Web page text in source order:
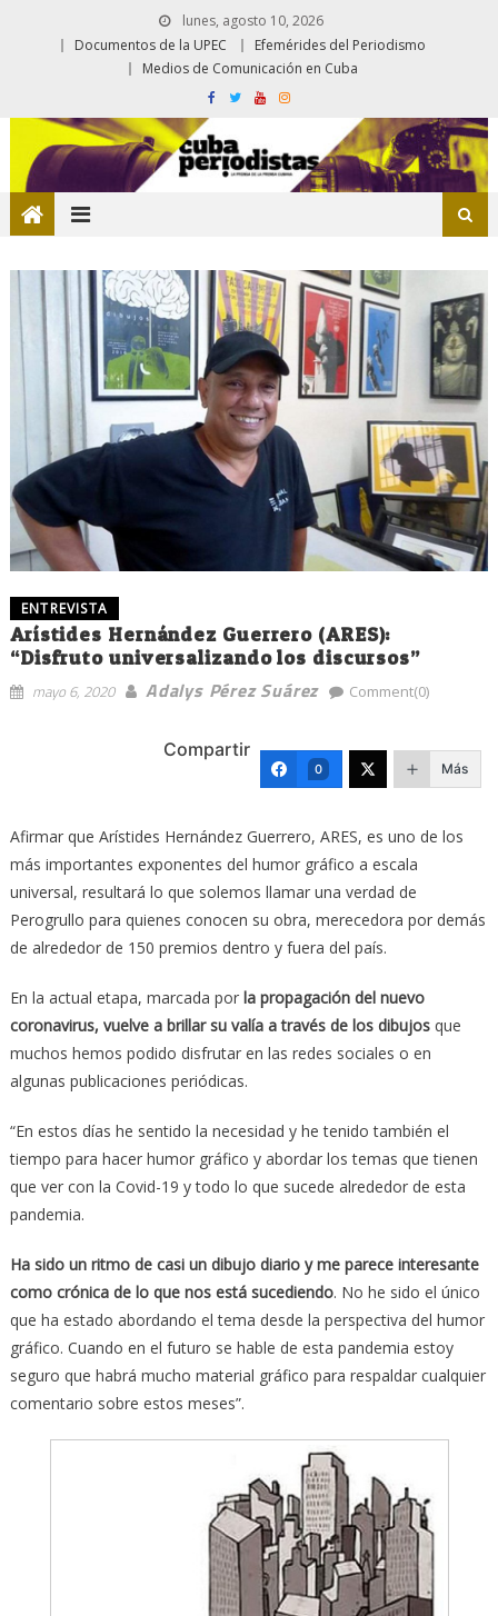
lunes, agosto 10, 2026
Documentos de la UPEC
Efemérides del Periodismo
Medios de Comunicación en Cuba
ENTREVISTA
Arístides Hernández Guerrero (ARES):
“Disfruto universalizando los discursos”
mayo 6, 2020 Adalys Pérez Suárez Comment(0)
Compartir
0 Más
Afirmar que Arístides Hernández Guerrero, ARES, es uno de los
más importantes exponentes del humor gráfico a escala
universal, resultará lo que solemos llamar una verdad de
Perogrullo para quienes conocen su obra, merecedora por demás
de alrededor de 150 premios dentro y fuera del país.
En la actual etapa, marcada por la propagación del nuevo
coronavirus, vuelve a brillar su valía a través de los dibujosque
muchos hemos podido disfrutar en las redes sociales o en
algunas publicaciones periódicas.
“En estos días he sentido la necesidad y he tenido también el
tiempo para hacer humor gráfico y abordar los temas que tienen
que ver con la Covid-19 y todo lo que sucede alrededor de esta
pandemia.
Ha sido un ritmo de casi un dibujo diario y me parece interesante
como crónica de lo que nos está sucediendo. No he sido el único
que ha estado abordando el tema desde la perspectiva del humor
gráfico. Cuando en el futuro se hable de esta pandemia estoy
seguro que habrá mucho material gráfico para respaldar cualquier
comentario sobre estos meses”.